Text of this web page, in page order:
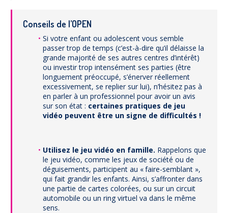
Conseils de l’OPEN
Si votre enfant ou adolescent vous semble
passer trop de temps (c’est-à-dire qu’il délaisse la
grande majorité de ses autres centres d’intérêt)
ou investir trop intensément ses parties (être
longuement préoccupé, s’énerver réellement
excessivement, se replier sur lui), n’hésitez pas à
en parler à un professionnel pour avoir un avis
sur son état : certaines pratiques de jeu
vidéo peuvent être un signe de difficultés !
Utilisez le jeu vidéo en famille. Rappelons que
le jeu vidéo, comme les jeux de société ou de
déguisements, participent au « faire-semblant »,
qui fait grandir les enfants. Ainsi, s’affronter dans
une partie de cartes colorées, ou sur un circuit
automobile ou un ring virtuel va dans le même
sens.